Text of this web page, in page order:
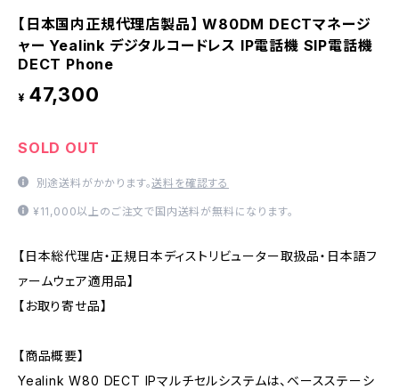
【日本国内正規代理店製品】 W80DM DECTマネージ
ャー Yealink デジタルコードレス IP電話機 SIP電話機
DECT Phone
¥ 47,300
SOLD OUT
別途送料がかかります。送料を確認する
¥11,000以上のご注文で国内送料が無料になります。
【日本総代理店・正規日本ディストリビューター取扱品・日本語フ
ァームウェア適用品】
【お取り寄せ品】
【商品概要】
Yealink W80 DECT IPマルチセルシステムは、ベースステーシ